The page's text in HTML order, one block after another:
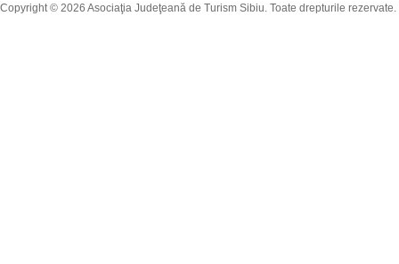
Copyright © 2026 Asociaţia Judeţeană de Turism Sibiu. Toate drepturile rezervate.